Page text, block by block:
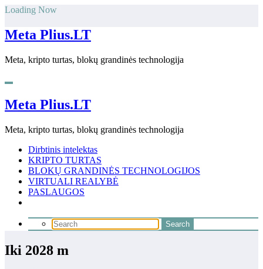
Skip
content
Loading Now
Meta Plius.LT
Meta, kripto turtas, blokų grandinės technologija
Meta Plius.LT
Meta, kripto turtas, blokų grandinės technologija
Dirbtinis intelektas
KRIPTO TURTAS
BLOKŲ GRANDINĖS TECHNOLOGIJOS
VIRTUALI REALYBĖ
PASLAUGOS
Iki 2028 m